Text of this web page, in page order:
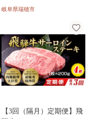
プ アウトドア BBQ 雑貨
岐阜県瑞穂市
【3回（隔月）定期便】飛